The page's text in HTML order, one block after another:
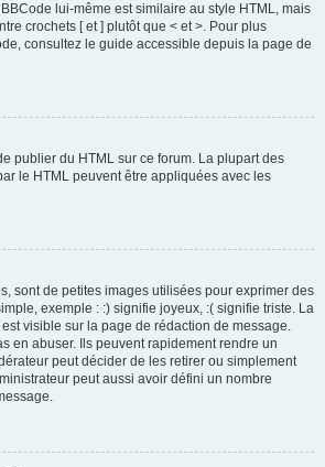
lui-même est similaire au style HTML, mais
crochets [ et ] plutôt que < et >. Pour plus
consultez le guide accessible depuis la page de
publier du HTML sur ce forum. La plupart des
le HTML peuvent être appliquées avec les
sont de petites images utilisées pour exprimer des
exemple : :) signifie joyeux, :( signifie triste. La
visible sur la page de rédaction de message.
en abuser. Ils peuvent rapidement rendre un
peut décider de les retirer ou simplement
peut aussi avoir défini un nombre